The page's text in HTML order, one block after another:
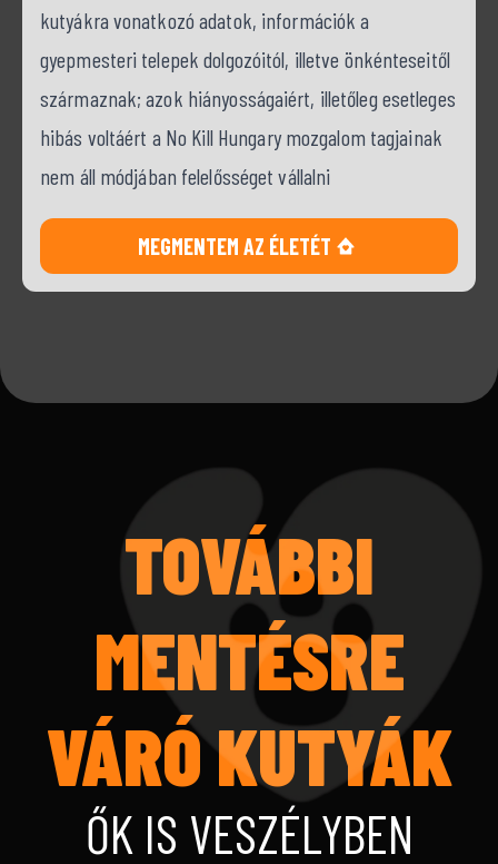
kutyákra vonatkozó adatok, információk a
gyepmesteri telepek dolgozóitól, illetve önkénteseitől
származnak; azok hiányosságaiért, illetőleg esetleges
hibás voltáért a No Kill Hungary mozgalom tagjainak
nem áll módjában felelősséget vállalni
MEGMENTEM AZ ÉLETÉT
TOVÁBBI
MENTÉSRE
VÁRÓ KUTYÁK
ŐK IS VESZÉLYBEN